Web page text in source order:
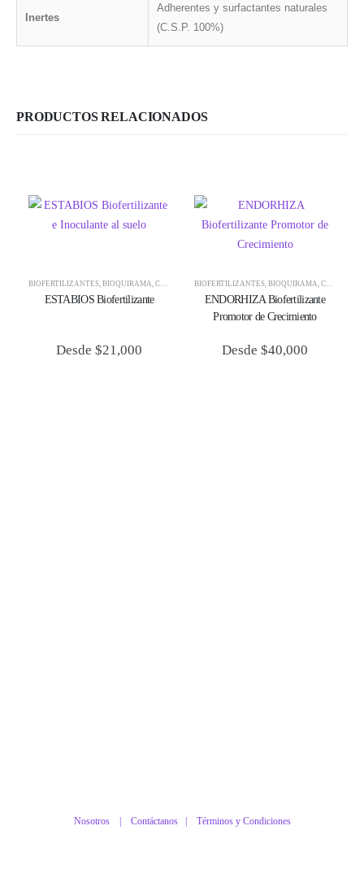
Inertes
Adherentes y surfactantes naturales
(C.S.P. 100%)
PRODUCTOS RELACIONADOS
BIOFERTILIZANTES BIOQUIRAMA CONTROL BIOLÓGICO
ESTABIOS Biofertilizante
Desde $21,000
BIOFERTILIZANTES BIOQUIRAMA CONTROL BIOLÓGICO
ENDORHIZA Biofertilizante
Promotor de Crecimiento
Desde $40,000
Nosotros | Contáctanos Términos y Condiciones